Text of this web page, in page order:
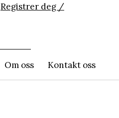
Registrer deg /
Om oss Kontakt oss